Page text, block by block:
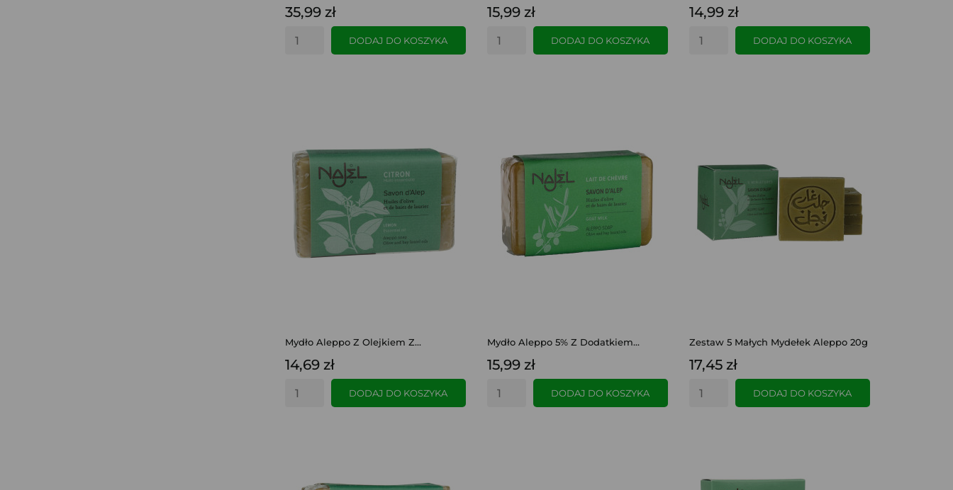
35,99 zł
DODAJ DO KOSZYKA
15,99 zł
DODAJ DO KOSZYKA
14,99 zł
DODAJ DO KOSZYKA
SZYBKI PODGLĄD
Mydło Aleppo Z Olejkiem Z...
14,69 zł
DODAJ DO KOSZYKA
SZYBKI PODGLĄD
Mydło Aleppo 5% Z Dodatkiem...
15,99 zł
DODAJ DO KOSZYKA
SZYBKI PODGLĄD
Zestaw 5 Małych Mydełek Aleppo 20g
17,45 zł
DODAJ DO KOSZYKA
SZYBKI PODGLĄD SZYBKI PODGLĄD SZYBKI PODGLĄD